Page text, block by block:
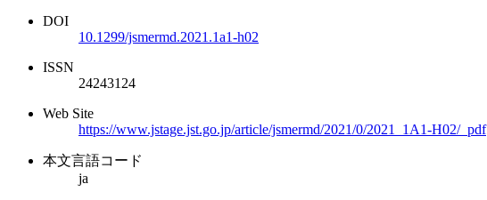
DOI
10.1299/jsmermd.2021.1a1-h02
ISSN
24243124
Web Site
https://www.jstage.jst.go.jp/article/jsmermd/2021/0/2021_1A1-H02/_pdf
本文言語コード
ja